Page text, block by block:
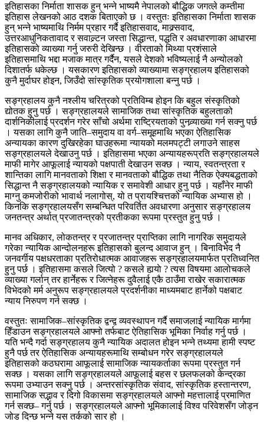
इतिहासका निर्माता शासक हुन् भन्ने भाष्यमै नेपालको बौद्धिक जगत्ले कम्तीमा
इतिहास लेखनको आठ दशक बिताएको छ । वस्तुतः इतिहासका निर्माता शासक
हुन् भन्ने भाष्यमाथि निर्मम प्रहार गर्दै इतिहासवाद, माक्र्सवाद,
उत्तरआधुनिकतावाद र सवाल्र्टन जस्ता सिद्धान्त, पद्धति र अवधारणाका आधारमा
इतिहासको व्याख्या गर्नु जरुरी देखिन्छ । वीरताको मिथ्या प्रशंसाले
इतिहासमाथि भद्दा मजाक मात्र गर्दैन, यसले देशको भविष्यलाई नै अन्योलको
दिशातर्फ धकेल्छ । यसकारण इतिहासको व्याख्यामा सङ्ग्रहालय इतिहासको
कुनै मुर्दाघर होइन, जिउँदो सांस्कृतिक प्रयोगशाला बन्नु पर्छ ।
सङ्ग्रहालय कुनै नश्लीय चरित्रको प्रतिविम्ब होइन कि बहुल संस्कृतिको
द्योतक हुनु पर्छ । सङ्ग्रहालयले सामाजिक तथा सांस्कृतिक बहुलताको
दार्शनिकीलाई प्रदर्शन गरेर साँचो अर्थमा राष्ट्रियताको पुनव्र्याख्या गर्न सक्नु पर्छ
। यसका लागि कुनै जाति–समुदाय वा वर्ग–समूहमाथि भएका ऐतिहासिक
अन्यायका कारण दुखिरहेका घाउहरूमा न्यायको मलमपट्टी लगाउने साहस
सङ्ग्रहालयले देखाउनु पर्छ । इतिहासमा भएका अन्यायहरूप्रति सङ्ग्रहालयले
माफी मागेर आफूलाई न्यायको पक्षपाती देखाउन सक्छ । न्याय, स्वतन्त्रता र
शान्तिका लागि मानवताको शिक्षा र मानवताको बौद्धिक तथा नैतिक ऐक्यबद्धताको
सिद्धान्त नै सङ्ग्रहालयको न्यायिक र समावेशी आधार हुनु पर्छ । यहाँनेर माफी
माग्नु कमजोरीको भावार्थ नलागोस्, यो त प्रायश्चित्तको न्यायिक अभ्यास हो ।
किनकि सङ्ग्रहालयसँग सम्बन्धित परिवर्तित अवधारणा अनुसार सङ्ग्रहालय
जनतन्त्र अर्थात् प्रजातन्त्रको प्रतीकका रूपमा प्रस्तुत हुनु पर्छ ।
मानव अधिकार, लोकतन्त्र र प्रजातन्त्र प्राप्तिका लागि नागरिक समुदायले
गरेका न्यायिक आन्दोलनहरू इतिहासको बुलन्द आवाज हुन् । बिनाविभेद नै
जनवर्गीय पक्षधरताका प्रतिरोधात्मक आवाजहरू सङ्ग्रहालयमार्फत प्रतिध्वनित
हुनु पर्छ । इतिहासमा कसले जित्यो ? कसले हार्‍याे ? त्यस विषयमा आलोचकले
व्याख्या गर्लान् तर हार्नेहरू र जित्नेहरू दुवैलाई एकै ठाउँमा राखेर सकारात्मक
विभेदको मर्म अनुरूप सङ्ग्रहालयले प्रदर्शनीका माध्यमबाट हार्नेको पक्षबाट
न्याय निरुपण गर्न सक्छ ।
वस्तुतः सामाजिक–सांस्कृतिक द्वन्द्व व्यवस्थापन गर्दै समाजलाई न्यायिक मार्गमा
हिँडाउन सङ्ग्रहालयले आफ्नो तर्फबाट ऐतिहासिक भूमिका निर्वाह गर्नु पर्छ ।
यति भन्दै गर्दा सङ्ग्रहालय कुनै न्यायिक अदालत होइन भन्ने तथ्यमा हामी स्पष्ट
हुनै पर्छ तर ऐतिहासिक अन्यायहरूमाथि सम्बोधन गरेर सङ्ग्रहालयले
इतिहासको कठघरामा आफूलाई सामाजिक न्यायकर्ताका रूपमा प्रस्तुत गर्न
सक्छ । यसका लागि सङ्ग्रहालयले आफूलाई बहस र छलफलको केन्द्रका
रूपमा उभ्याउन सक्नु पर्छ । अन्तरसांस्कृतिक संवाद, सांस्कृतिक हस्तान्तरण,
सामाजिक सद्भाव र दिगो विकासमा सङ्ग्रहालयले आफ्नो महत्तालाई प्रमाणित
गर्न सक्छ– गर्नु पर्छ । सङ्ग्रहालयले आफ्नो भूमिकालाई विश्व परिवेशसँग जोड्न
जोड दिन्छ भन्ने यस तर्कको सार हो ।